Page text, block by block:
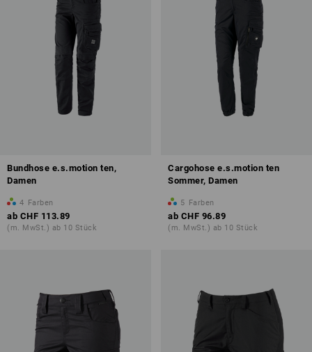
Bundhose e.s.motion ten,
Damen
4 Farben
ab CHF 113.89
(m. MwSt.) ab 10 Stück
Cargohose e.s.motion ten
Sommer, Damen
5 Farben
ab CHF 96.89
(m. MwSt.) ab 10 Stück